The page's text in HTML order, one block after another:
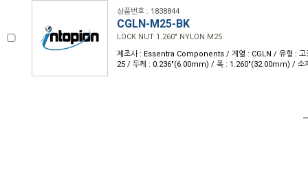
상품번호 : 1838844
CGLN-M25-BK
LOCK NUT 1.260" NYLON M25
제조사 : Essentra Components / 계열 : CGLN / 유형 : 고
25 / 두께 : 0.236"(6.00mm) / 폭 : 1.260"(32.00mm) / 소